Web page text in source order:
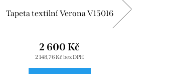
Tapeta textilní Verona V15016
2 148,76 Kč bez DPH
2 600 Kč